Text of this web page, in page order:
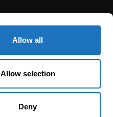
Allow all
Allow selection
Deny